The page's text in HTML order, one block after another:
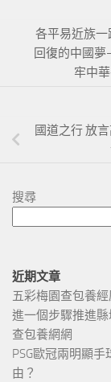
各平易近族
回復的中國
牢中
國道之行 放
搜尋
近期文章
五彩梅園查包養
進一個步驟推進
查包養網網
PSG歐冠兩明顯
由？